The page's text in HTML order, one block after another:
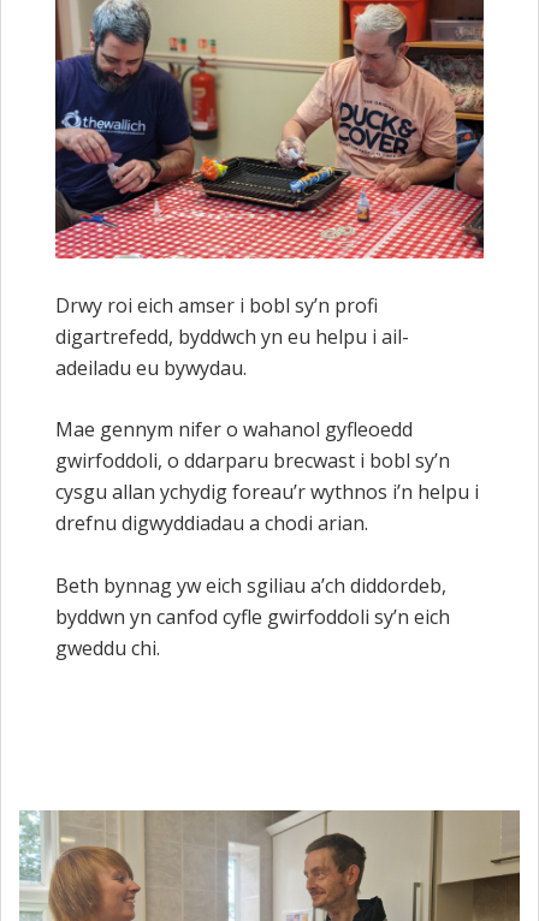
Drwy roi eich amser i bobl sy’n profi
digartrefedd, byddwch yn eu helpu i ail-
adeiladu eu bywydau.
Mae gennym nifer o wahanol gyfleoedd
gwirfoddoli, o ddarparu brecwast i bobl sy’n
cysgu allan ychydig foreau’r wythnos i’n helpu i
drefnu digwyddiadau a chodi arian.
Beth bynnag yw eich sgiliau a’ch diddordeb,
byddwn yn canfod cyfle gwirfoddoli sy’n eich
gweddu chi.